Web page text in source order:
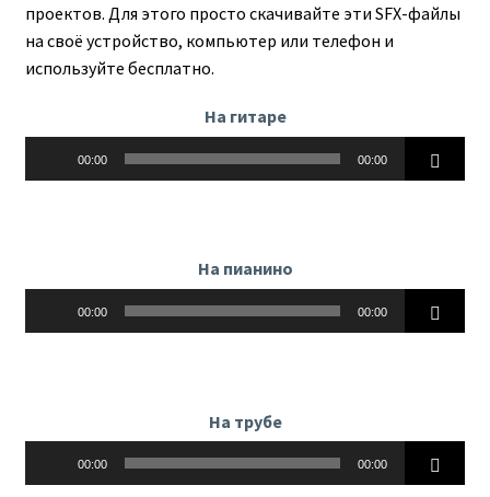
проектов. Для этого просто скачивайте эти SFX-файлы
на своё устройство, компьютер или телефон и
используйте бесплатно.
На гитаре
00:00 00:00
На пианино
00:00 00:00
На трубе
00:00 00:00